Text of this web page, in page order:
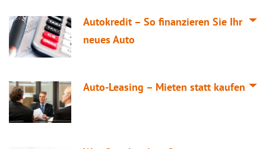
Autokredit – So finanzieren Sie Ihr
neues Auto
Auto-Leasing – Mieten statt kaufen